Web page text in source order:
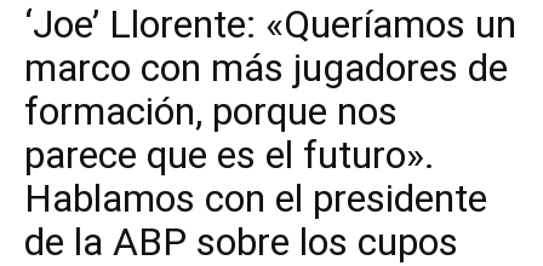
‘Joe’ Llorente: «Queríamos un
marco con más jugadores de
formación, porque nos
parece que es el futuro».
Hablamos con el presidente
de la ABP sobre los cupos